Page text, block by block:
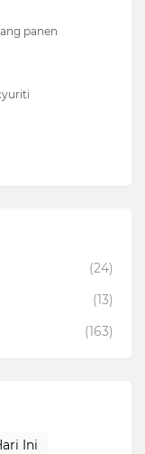
panen
(24)
(13)
(163)
Ini